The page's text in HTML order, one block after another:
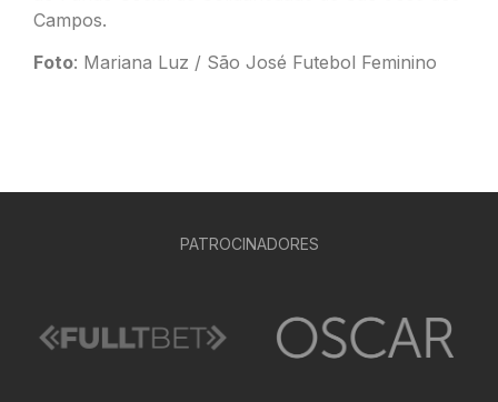
Campos.
Foto: Mariana Luz / São José Futebol Feminino
PATROCINADORES